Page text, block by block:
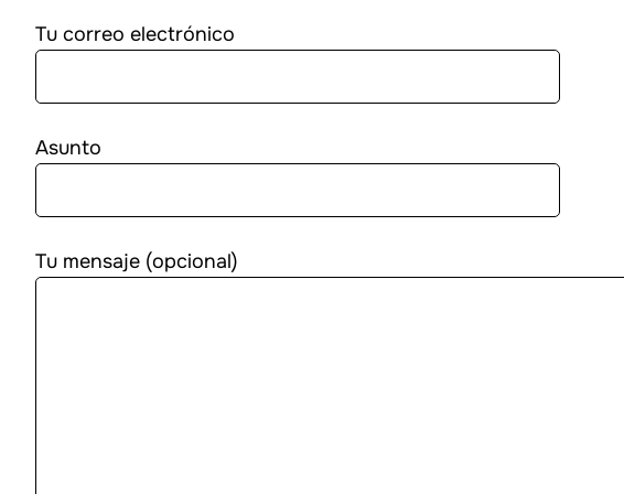
Tu correo electrónico
Asunto
Tu mensaje (opcional)